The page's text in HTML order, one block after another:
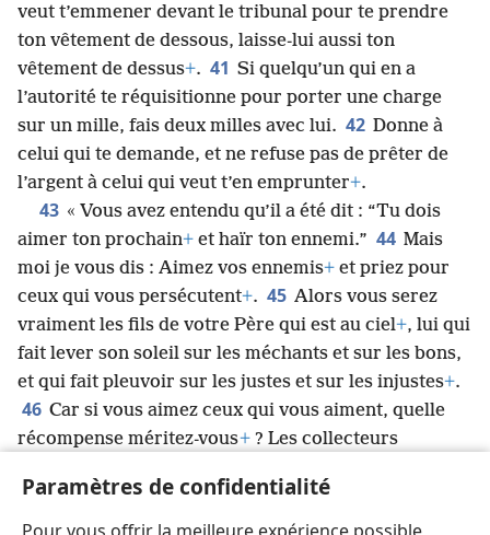
Paramètres de confidentialité
veut t’emmener devant le tribunal pour te prendre
ton vêtement de dessous, laisse-lui aussi ton
vêtement de dessus+. 41 Si quelqu’un qui en a
l’autorité te réquisitionne pour porter une charge
sur un mille, fais deux milles avec lui. 42 Donne à
celui qui te demande, et ne refuse pas de prêter de
l’argent à celui qui veut t’en emprunter+.
43 « Vous avez entendu qu’il a été dit : “Tu dois
aimer ton prochain+ et haïr ton ennemi.” 44 Mais
moi je vous dis : Aimez vos ennemis+ et priez pour
ceux qui vous persécutent+. 45 Alors vous serez
vraiment les fils de votre Père qui est au ciel+, lui qui
fait lever son soleil sur les méchants et sur les bons,
et qui fait pleuvoir sur les justes et sur les injustes+.
46 Car si vous aimez ceux qui vous aiment, quelle
récompense méritez-vous+ ? Les collecteurs
saluez que vos frères, que faites-vous
d’extraordinaire ? Les gens des nations n’en font-ils